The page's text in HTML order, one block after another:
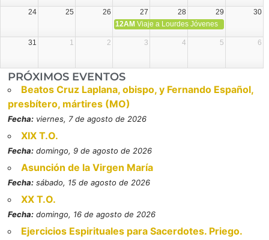
24 25 26 27 28 29
30
12AM Viaje a Lourdes Jóvenes
31 1 2 3 4 5 6
PRÓXIMOS EVENTOS
Beatos Cruz Laplana, obispo, y Fernando Español,
presbítero, mártires (MO)
Fecha: viernes, 7 de agosto de 2026
XIX T.O.
Fecha: domingo, 9 de agosto de 2026
Asunción de la Virgen María
Fecha: sábado, 15 de agosto de 2026
XX T.O.
Fecha: domingo, 16 de agosto de 2026
Ejercicios Espirituales para Sacerdotes. Priego.